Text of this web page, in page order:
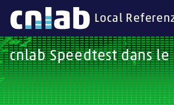
Local
cnlab Speedtest dans